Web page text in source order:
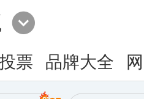
票 品牌大全